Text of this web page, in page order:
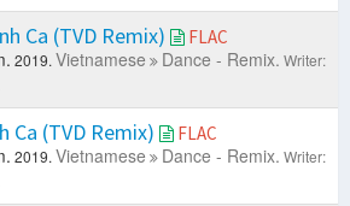
Ca (TVD Remix) FLAC
2019. Vietnamese Dance - Remix. Writer:
Ca (TVD Remix) FLAC
2019. Vietnamese Dance - Remix. Writer: